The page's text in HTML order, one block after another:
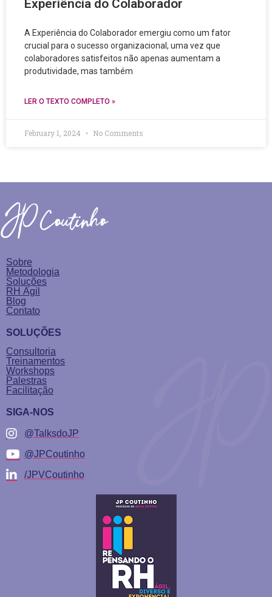
Experiência do Colaborador
A Experiência do Colaborador emergiu como um fator
crucial para o sucesso organizacional, uma vez que
colaboradores satisfeitos não apenas aumentam a
produtividade, mas também
LER O TEXTO COMPLETO »
February 1, 2024 No Comments
Sobre
Metodologia
Soluções
RH Ágil
Blog
Contato
SOLUÇÕES
Consultoria
Treinamentos
Workshops
Palestras
Facilitação
SIGA-NOS
@TalksdoJP
@JPCoutinho
/JPVCoutinho